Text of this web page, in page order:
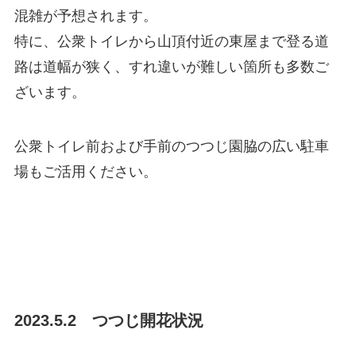
混雑が予想されます。
特に、公衆トイレから山頂付近の東屋まで登る道
路は道幅が狭く、すれ違いが難しい箇所も多数ご
ざいます。
公衆トイレ前および手前のつつじ園脇の広い駐車
場もご活用ください。
2023.5.2 つつじ開花状況